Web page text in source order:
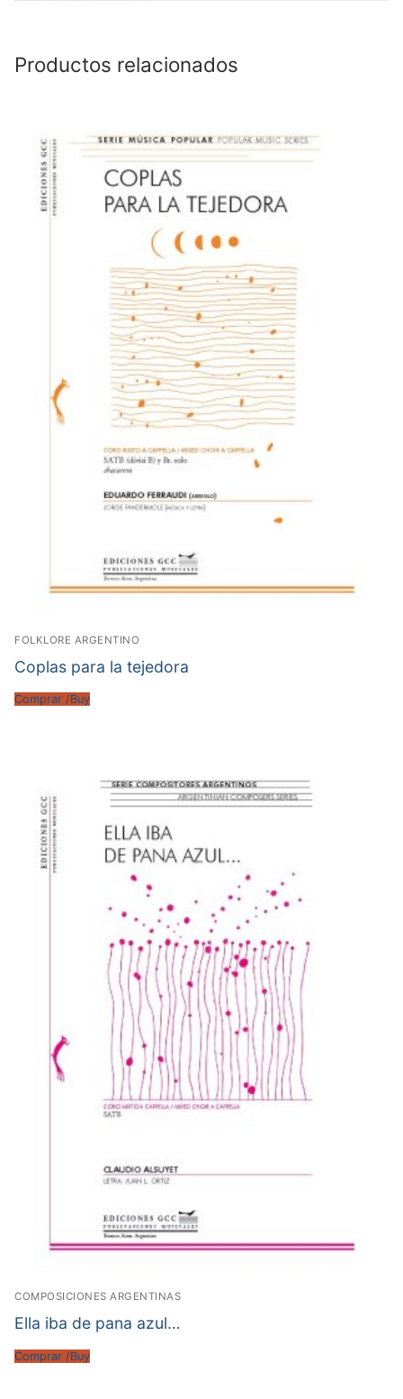
Productos relacionados
FOLKLORE ARGENTINO
Coplas para la tejedora
Comprar /Buy
COMPOSICIONES ARGENTINAS
Ella iba de pana azul…
Comprar /Buy